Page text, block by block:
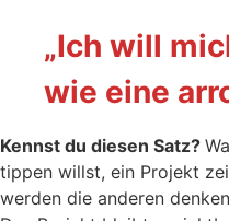
„Ich will
wie eine
Kennst du diesen Satz?
tippen willst, ein Projekt
werden die anderen